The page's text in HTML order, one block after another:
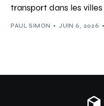
transport dans les
PAUL SIMON JUIN 6, 2026